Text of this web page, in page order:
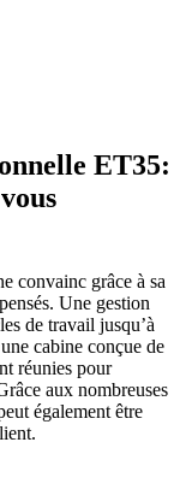
ET35:
convainc grâce à sa
Une gestion
de travail jusqu’à
cabine conçue de
réunies pour
aux nombreuses
également être